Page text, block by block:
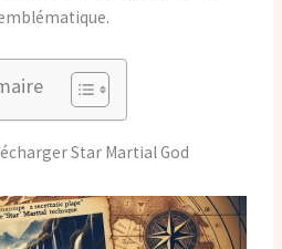
Star Martial God